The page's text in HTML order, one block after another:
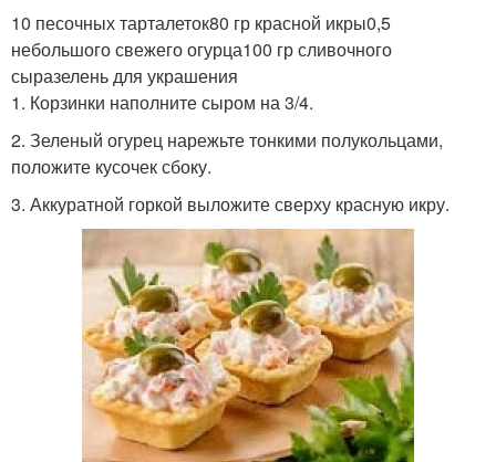
10 песочных тарталеток80 гр красной икры0,5
небольшого свежего огурца100 гр сливочного
сыразелень для украшения
1. Корзинки наполните сыром на 3/4.
2. Зеленый огурец нарежьте тонкими полукольцами,
положите кусочек сбоку.
3. Аккуратной горкой выложите сверху красную икру.